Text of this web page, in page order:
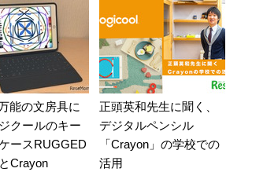
能の文房具に
クールのキー
ースRUGGED
Crayon
正頭英和先生に聞く、
デジタルペンシル
「Crayon」の学校での
活用